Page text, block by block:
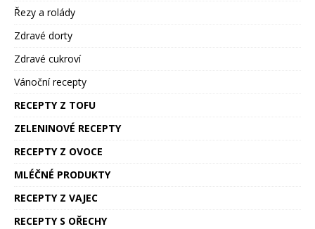
Řezy a rolády
Zdravé dorty
Zdravé cukroví
Vánoční recepty
RECEPTY Z TOFU
ZELENINOVÉ RECEPTY
RECEPTY Z OVOCE
MLÉČNÉ PRODUKTY
RECEPTY Z VAJEC
RECEPTY S OŘECHY